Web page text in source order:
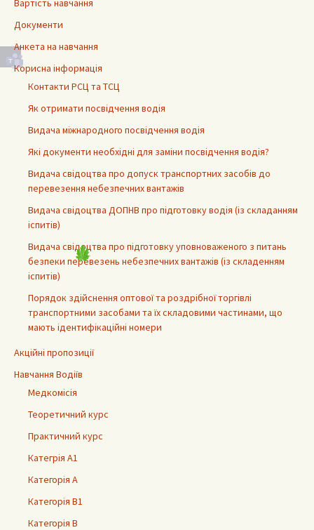
Вартість навчання
Документи
Анкета на навчання
Корисна інформація
Контакти РСЦ та ТСЦ
Як отримати посвідчення водія
Видача міжнародного посвідчення водія
Які документи необхідні для заміни посвідчення водія?
Видача свідоцтва про допуск транспортних засобів до
перевезення небезпечних вантажів
Видача свідоцтва ДОПНВ про підготовку водія (із складанням
іспитів)
Видача свідоцтва про підготовку уповноваженого з питань
безпеки перевезень небезпечних вантажів (із складенням
іспитів)
Порядок здійснення оптової та роздрібної торгівлі
транспортними засобами та їх складовими частинами, що
мають ідентифікаційні номери
Акційні пропозиції
Навчання Водіїв
Медкомісія
Теоретичний курс
Практичний курс
Категрія А1
Категорія А
Категорія В1
Категорія В